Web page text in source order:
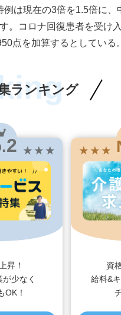
は現在の3倍を1.5倍に、
。コロナ回復患者を受け
点を加算するとしている。
ランキング
2 ★ ★ ★
昇！
少なく
OK！
★ ★ ★
資
給料&